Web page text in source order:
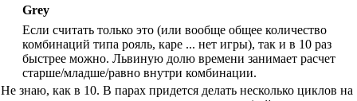
Grey
Если считать только это (или вообще общее количество
комбинаций типа рояль, каре ... нет игры), так и в 10 раз
быстрее можно. Львиную долю времени занимает расчет
старше/младше/равно внутри комбинации.
Не знаю, как в 10. В парах придется делать несколько циклов на